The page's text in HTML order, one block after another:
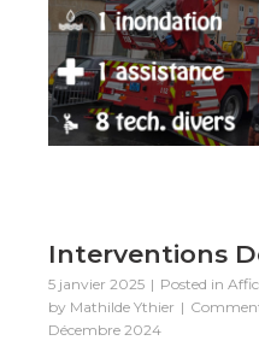
Interventions
5 janvier 2025 Posted in
by Mathilde Ythier
Décembre 2024